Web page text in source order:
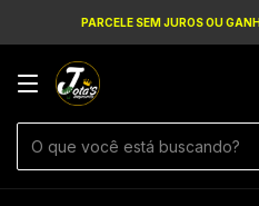
PARCELE SEM JUROS OU